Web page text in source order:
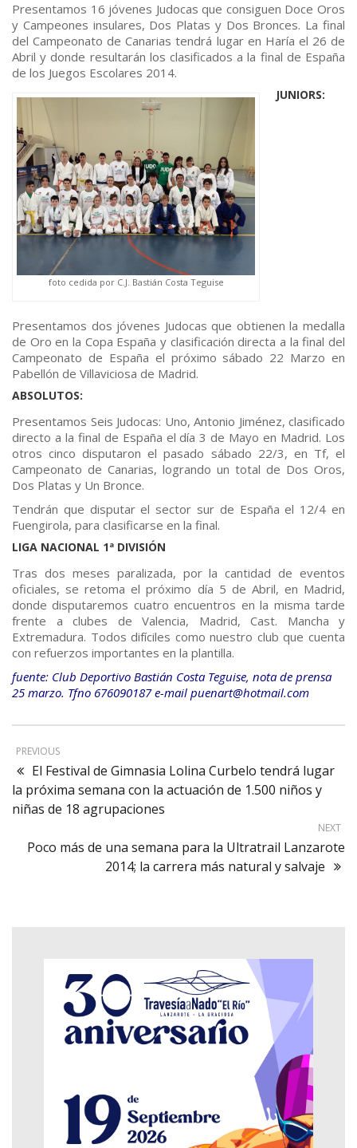
Presentamos 16 jóvenes Judocas que consiguen Doce Oros
y Campeones insulares, Dos Platas y Dos Bronces. La final
del Campeonato de Canarias tendrá lugar en Haría el 26 de
Abril y donde resultarán los clasificados a la final de España
de los Juegos Escolares 2014.
foto cedida por C.J. Bastián Costa Teguise
JUNIORS:
Presentamos dos jóvenes Judocas que obtienen la medalla
de Oro en la Copa España y clasificación directa a la final del
Campeonato de España el próximo sábado 22 Marzo en
Pabellón de Villaviciosa de Madrid.
ABSOLUTOS:
Presentamos Seis Judocas: Uno, Antonio Jiménez, clasificado
directo a la final de España el día 3 de Mayo en Madrid. Los
otros cinco disputaron el pasado sábado 22/3, en Tf, el
Campeonato de Canarias, logrando un total de Dos Oros,
Dos Platas y Un Bronce.
Tendrán que disputar el sector sur de España el 12/4 en
Fuengirola, para clasificarse en la final.
LIGA NACIONAL 1ª DIVISIÓN
Tras dos meses paralizada, por la cantidad de eventos
oficiales, se retoma el próximo día 5 de Abril, en Madrid,
donde disputaremos cuatro encuentros en la misma tarde
frente a clubes de Valencia, Madrid, Cast. Mancha y
Extremadura. Todos difíciles como nuestro club que cuenta
con refuerzos importantes en la plantilla.
fuente: Club Deportivo Bastián Costa Teguise, nota de prensa
25 marzo. Tfno 676090187 e-mail puenart@hotmail.com
PREVIOUS
El Festival de Gimnasia Lolina Curbelo tendrá lugar
la próxima semana con la actuación de 1.500 niños y
niñas de 18 agrupaciones
NEXT
Poco más de una semana para la Ultratrail Lanzarote
2014; la carrera más natural y salvaje